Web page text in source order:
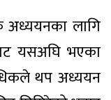
अध्ययनका लागि
यसअघि भएका
थप अध्ययन